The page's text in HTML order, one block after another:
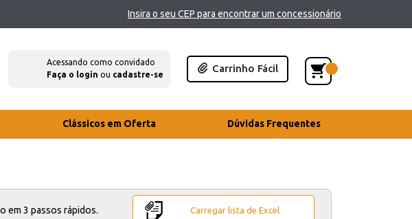
Insira o seu CEP para encontrar um concessionário
Acessando como convidado
Faça o login ou cadastre-se
Carrinho Fácil
Clássicos em Oferta Dúvidas Frequentes
em 3 passos rápidos. Carregar lista de Excel